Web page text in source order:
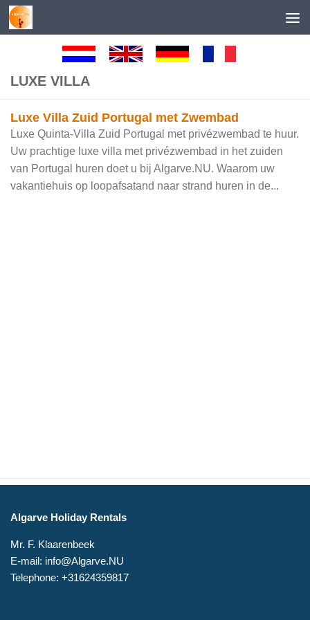
Skip to content
LUXE VILLA
Luxe Villa Zuid Portugal met Zwembad
Luxe Quinta-Villa Zuid Portugal met privézwembad te huur.
Uw prachtige luxe villa met privézwembad in het zuiden
van Portugal huren doet u bij Algarve.NU. Waarom uw
vakantiehuis op loopafsatand naar strand huren in de...
Algarve Holiday Rentals
Mr. F. Klaarenbeek
E-mail: info@Algarve.NU
Telephone: +31624359817